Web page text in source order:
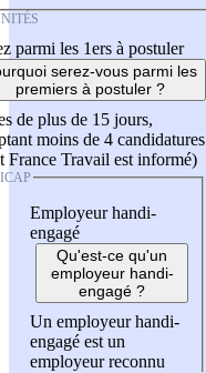
parmi les 1ers à postuler
serez-vous parmi les
premiers à postuler ?
de plus de 15 jours,
moins de 4 candidatures
France Travail est informé)
Employeur handi-
engagé
Qu'est-ce qu'un
employeur handi-
engagé ?
Un employeur handi-
engagé est un
employeur reconnu